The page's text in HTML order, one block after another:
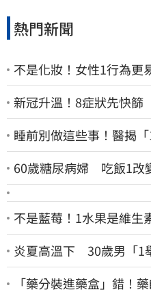
熱門新聞
不是化妝！女性1行為更
新冠升溫！8症狀先快
睡前別做這些事！醫揭「
60歲糖尿病婦 吃飯1改
不是藍莓！1水果是維
炎夏高溫下 30歲男「1
「藥分裝進藥盒」錯！